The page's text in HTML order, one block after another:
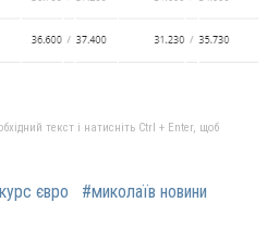
текст і натисніть Ctrl + Enter, щоб
євро #миколаїв новини